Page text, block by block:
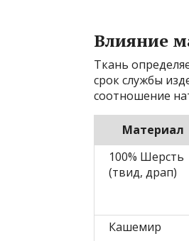
Влияние
Ткань
срок службы
соотношение
Материал
100% Шерсть
(твид, драп)
Кашемир